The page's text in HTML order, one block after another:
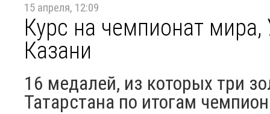
15 апреля, 12:09
Курс на чемпионат мира,
Казани
16 медалей, из которых три
Татарстана по итогам